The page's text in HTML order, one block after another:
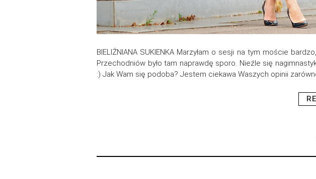
BIELIŹNIANA SUKIENKA Marzyłam o sesji na tym moście
Przechodniów było tam naprawdę sporo. Nieźle się
:) Jak Wam się podoba? Jestem ciekawa Waszych opinii